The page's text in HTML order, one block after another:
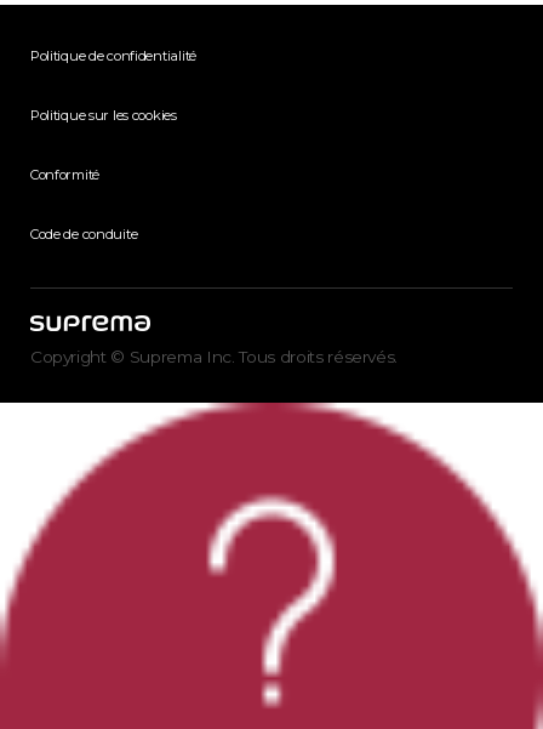
Politique de confidentialité
Politique sur les cookies
Conformité
Code de conduite
Copyright © Suprema Inc. Tous droits réservés.